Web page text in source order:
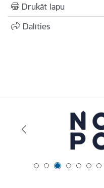
Drukāt lapu
Dalīties